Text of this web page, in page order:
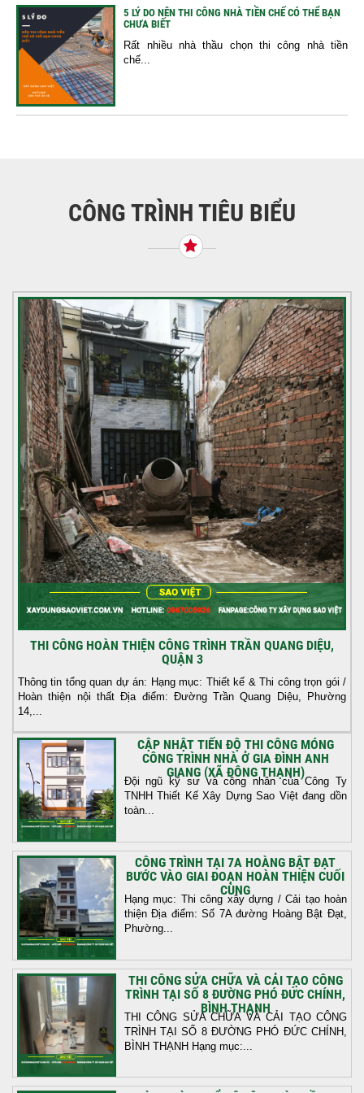
5 LÝ DO NÊN THI CÔNG NHÀ TIỀN CHẾ CÓ THỂ BẠN
CHƯA BIẾT
Rất nhiều nhà thầu chọn thi công nhà tiền
chế...
CÔNG TRÌNH TIÊU BIỂU
THI CÔNG HOÀN THIỆN CÔNG TRÌNH TRẦN QUANG DIỆU,
QUẬN 3
Thông tin tổng quan dự án: Hạng mục: Thiết kế & Thi công trọn gói /
Hoàn thiện nội thất Địa điểm: Đường Trần Quang Diệu, Phường
14,...
CẬP NHẬT TIẾN ĐỘ THI CÔNG MÓNG
CÔNG TRÌNH NHÀ Ở GIA ĐÌNH ANH
GIANG (XÃ ĐÔNG THẠNH)
Đội ngũ kỹ sư và công nhân của Công Ty
TNHH Thiết Kế Xây Dựng Sao Việt đang dồn
toàn...
CÔNG TRÌNH TẠI 7A HOÀNG BẬT ĐẠT
BƯỚC VÀO GIAI ĐOẠN HOÀN THIỆN CUỐI
CÙNG
Hạng mục: Thi công xây dựng / Cải tạo hoàn
thiện Địa điểm: Số 7A đường Hoàng Bật Đạt,
Phường...
THI CÔNG SỬA CHỮA VÀ CẢI TẠO CÔNG
TRÌNH TẠI SỐ 8 ĐƯỜNG PHÓ ĐỨC CHÍNH,
BÌNH THẠNH
THI CÔNG SỬA CHỮA VÀ CẢI TẠO CÔNG
TRÌNH TẠI SỐ 8 ĐƯỜNG PHÓ ĐỨC CHÍNH,
BÌNH THẠNH Hạng mục:...